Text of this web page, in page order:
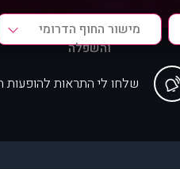
מישור החוף הדרומי
והשפלה
שלחו לי התראות להופעות